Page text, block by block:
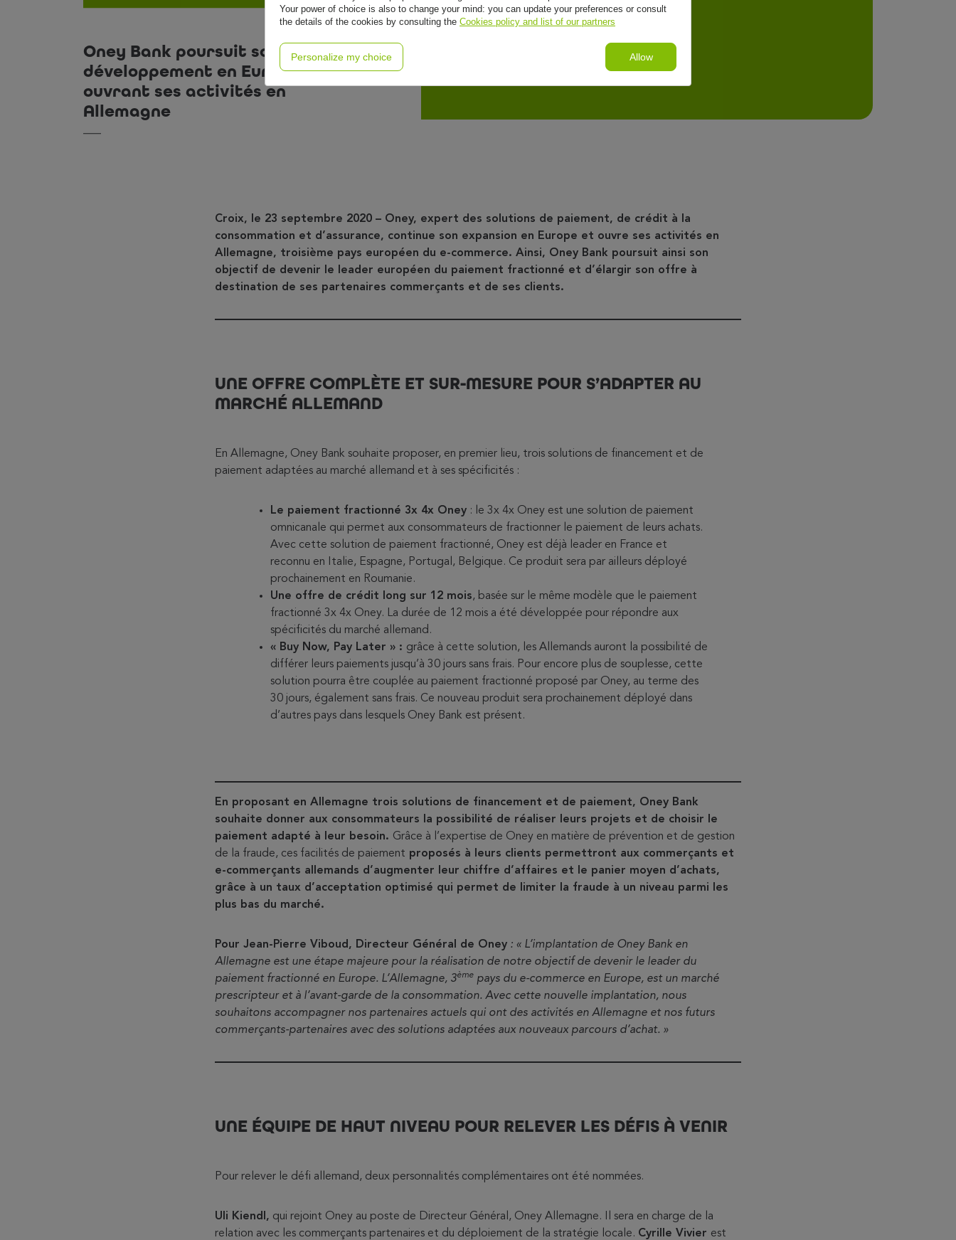
Oney Bank poursuit son
développement en Europe en
ouvrant ses activités en
Allemagne
Croix, le 23 septembre 2020 – Oney, expert des solutions de paiement, de crédit à la
consommation et d’assurance, continue son expansion en Europe et ouvre ses activités en
Allemagne, troisième pays européen du e-commerce. Ainsi, Oney Bank poursuit ainsi son
objectif de devenir le leader européen du paiement fractionné et d’élargir son offre à
destination de ses partenaires commerçants et de ses clients.
UNE OFFRE COMPLÈTE ET SUR-MESURE POUR S’ADAPTER AU
MARCHÉ ALLEMAND
En Allemagne, Oney Bank souhaite proposer, en premier lieu, trois solutions de financement et de
paiement adaptées au marché allemand et à ses spécificités :
Le paiement fractionné 3x 4x Oney : le 3x 4x Oney est une solution de paiement
omnicanale qui permet aux consommateurs de fractionner le paiement de leurs achats.
Avec cette solution de paiement fractionné, Oney est déjà leader en France et
reconnu en Italie, Espagne, Portugal, Belgique. Ce produit sera par ailleurs déployé
prochainement en Roumanie.
Une offre de crédit long sur 12 mois, basée sur le même modèle que le paiement
fractionné 3x 4x Oney. La durée de 12 mois a été développée pour répondre aux
spécificités du marché allemand.
« Buy Now, Pay Later » : grâce à cette solution, les Allemands auront la possibilité de
différer leurs paiements jusqu’à 30 jours sans frais. Pour encore plus de souplesse, cette
solution pourra être couplée au paiement fractionné proposé par Oney, au terme des
30 jours, également sans frais. Ce nouveau produit sera prochainement déployé dans
d’autres pays dans lesquels Oney Bank est présent.
En proposant en Allemagne trois solutions de financement et de paiement, Oney Bank
souhaite donner aux consommateurs la possibilité de réaliser leurs projets et de choisir le
paiement adapté à leur besoin. Grâce à l’expertise de Oney en matière de prévention et de gestion
de la fraude, ces facilités de paiement proposés à leurs clients permettront aux commerçants et
e-commerçants allemands d’augmenter leur chiffre d’affaires et le panier moyen d’achats,
grâce à un taux d’acceptation optimisé qui permet de limiter la fraude à un niveau parmi les
plus bas du marché.
Pour Jean-Pierre Viboud, Directeur Général de Oney : « L’implantation de Oney Bank en
Allemagne est une étape majeure pour la réalisation de notre objectif de devenir le leader du
paiement fractionné en Europe. L’Allemagne, 3ème pays du e-commerce en Europe, est un marché
prescripteur et à l’avant-garde de la consommation. Avec cette nouvelle implantation, nous
souhaitons accompagner nos partenaires actuels qui ont des activités en Allemagne et nos futurs
commerçants-partenaires avec des solutions adaptées aux nouveaux parcours d’achat. »
UNE ÉQUIPE DE HAUT NIVEAU POUR RELEVER LES DÉFIS À VENIR
Pour relever le défi allemand, deux personnalités complémentaires ont été nommées.
Uli Kiendl, qui rejoint Oney au poste de Directeur Général, Oney Allemagne. Il sera en charge de la
relation avec les commerçants partenaires et du déploiement de la stratégie locale. Cyrille Vivier est
Your power of choice is also to change your mind: you can update your preferences or consult
the details of the cookies by consulting the Cookies policy and list of our partners
Personalize my choice Allow